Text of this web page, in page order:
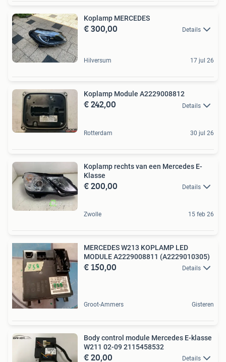
Koplamp MERCEDES
€ 300,00 Details
Hilversum 17 jul 26
Koplamp Module A2229008812
€ 242,00 Details
Rotterdam 30 jul 26
Koplamp rechts van een Mercedes E-
Klasse
€ 200,00 Details
Zwolle 15 feb 26
MERCEDES W213 KOPLAMP LED
MODULE A2229008811 (A2229010305)
€ 150,00 Details
Groot-Ammers Gisteren
Body control module Mercedes E-klasse
W211 02-09 2115458532
€ 20,00 Details